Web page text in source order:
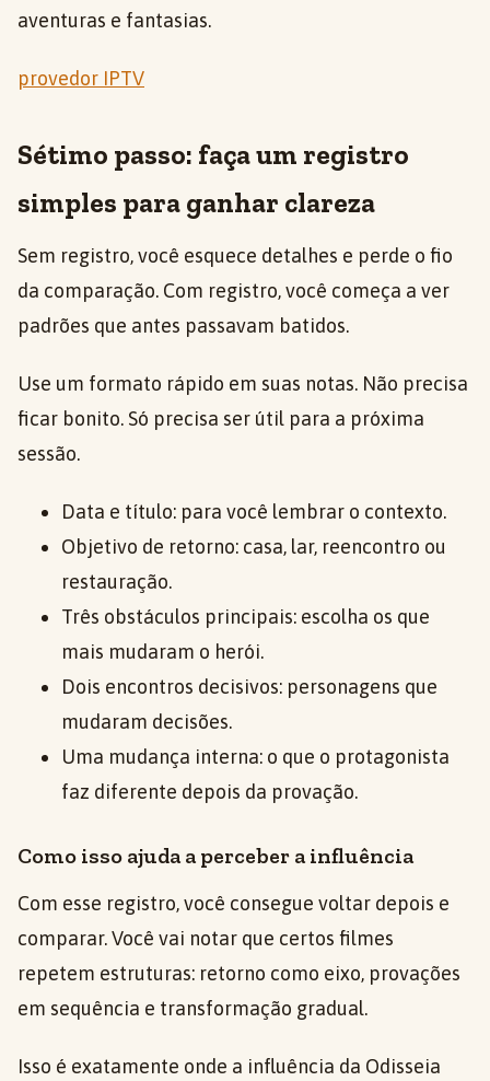
aventuras e fantasias.
provedor IPTV
Sétimo passo: faça um registro
simples para ganhar clareza
Sem registro, você esquece detalhes e perde o fio
da comparação. Com registro, você começa a ver
padrões que antes passavam batidos.
Use um formato rápido em suas notas. Não precisa
ficar bonito. Só precisa ser útil para a próxima
sessão.
Data e título: para você lembrar o contexto.
Objetivo de retorno: casa, lar, reencontro ou
restauração.
Três obstáculos principais: escolha os que
mais mudaram o herói.
Dois encontros decisivos: personagens que
mudaram decisões.
Uma mudança interna: o que o protagonista
faz diferente depois da provação.
Como isso ajuda a perceber a influência
Com esse registro, você consegue voltar depois e
comparar. Você vai notar que certos filmes
repetem estruturas: retorno como eixo, provações
em sequência e transformação gradual.
Isso é exatamente onde a influência da Odisseia